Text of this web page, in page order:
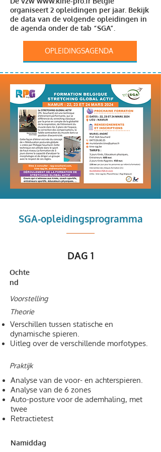
organiseert 2 opleidingen per jaar. Bekijk
de data van de volgende opleidingen in
de agenda onder de tab “SGA”.
OPLEIDINGSAGENDA
SGA-opleidingsprogramma
DAG 1
Ochte
nd
Voorstelling
Theorie
Verschillen tussen statische en
dynamische spieren.
Uitleg over de verschillende morfotypes.
Praktijk
Analyse van de voor- en achterspieren.
Analyse van de 6 zones
Auto-posture voor de ademhaling, met
twee
Retractietest
Namiddag